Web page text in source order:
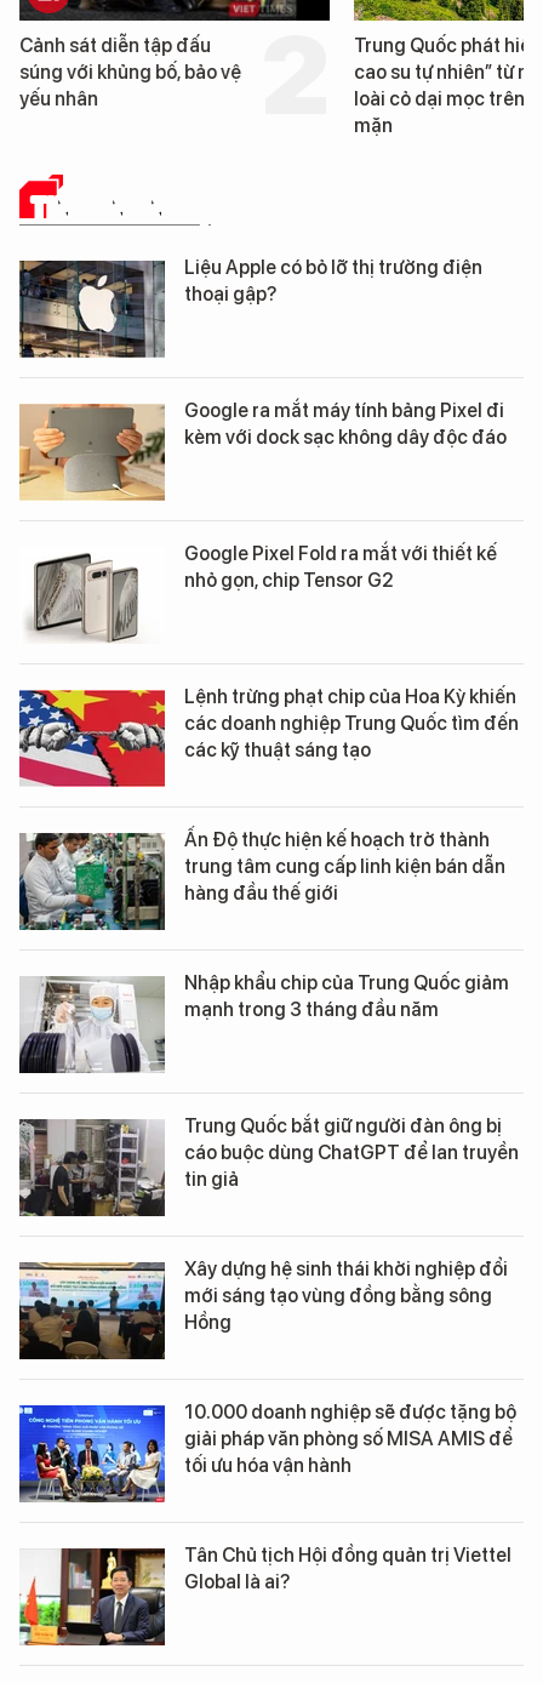
Cảnh sát diễn tập đấu
súng với khủng bố, bảo vệ
yếu nhân
Trung Quốc phát hiện
cao su tự nhiên” từ
loài cỏ dại mọc trên
mặn
TIN CÔNG NGHỆ
Liệu Apple có bỏ lỡ thị trường điện
thoại gập?
Google ra mắt máy tính bảng Pixel đi
kèm với dock sạc không dây độc đáo
Google Pixel Fold ra mắt với thiết kế
nhỏ gọn, chip Tensor G2
Lệnh trừng phạt chip của Hoa Kỳ khiến
các doanh nghiệp Trung Quốc tìm đến
các kỹ thuật sáng tạo
Ấn Độ thực hiện kế hoạch trở thành
trung tâm cung cấp linh kiện bán dẫn
hàng đầu thế giới
Nhập khẩu chip của Trung Quốc giảm
mạnh trong 3 tháng đầu năm
Trung Quốc bắt giữ người đàn ông bị
cáo buộc dùng ChatGPT để lan truyền
tin giả
Xây dựng hệ sinh thái khởi nghiệp đổi
mới sáng tạo vùng đồng bằng sông
Hồng
10.000 doanh nghiệp sẽ được tặng bộ
giải pháp văn phòng số MISA AMIS để
tối ưu hóa vận hành
Tân Chủ tịch Hội đồng quản trị Viettel
Global là ai?